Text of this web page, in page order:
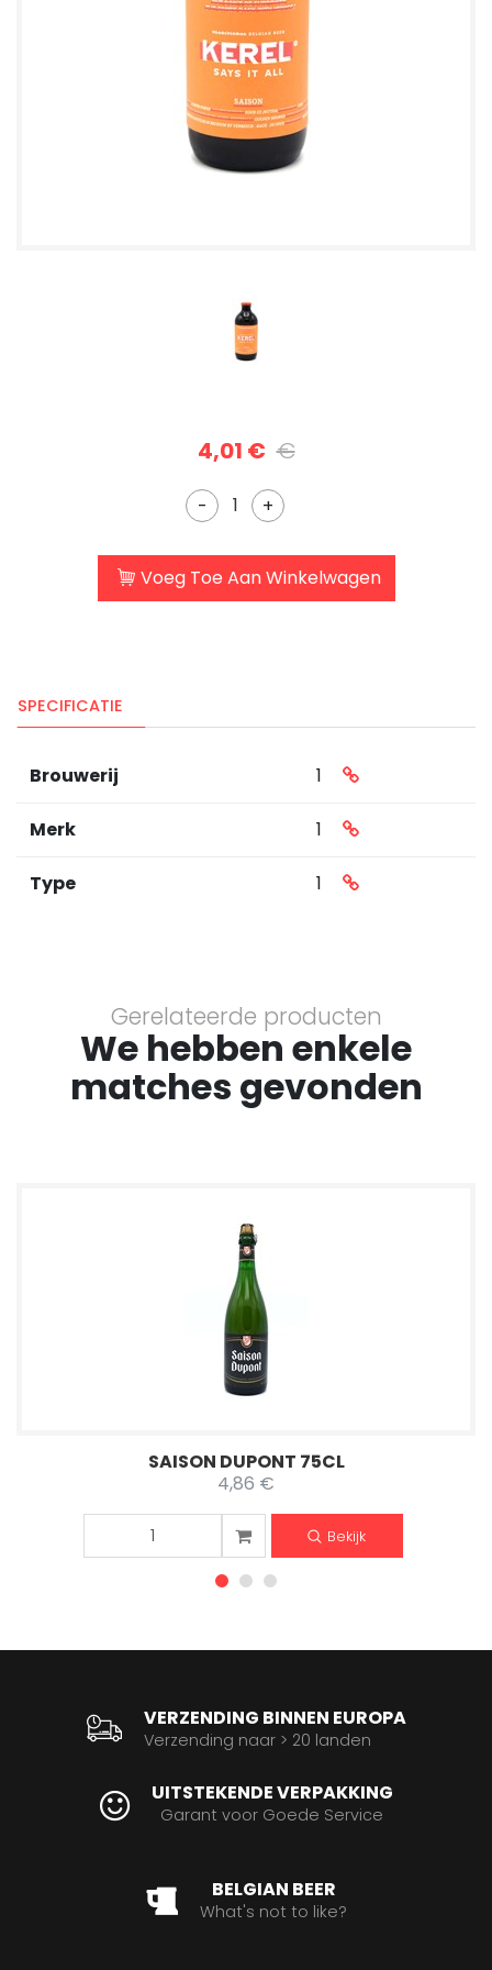
4,01 € €
- +
Voeg Toe Aan Winkelwagen
SPECIFICATIE
Brouwerij 1
Merk 1
Type 1
Gerelateerde producten
We hebben enkele
matches gevonden
SAISON DUPONT 75CL
4,86 €
Bekijk
VERZENDING BINNEN EUROPA
Verzending naar > 20 landen
UITSTEKENDE VERPAKKING
Garant voor Goede Service
BELGIAN BEER
What's not to like?